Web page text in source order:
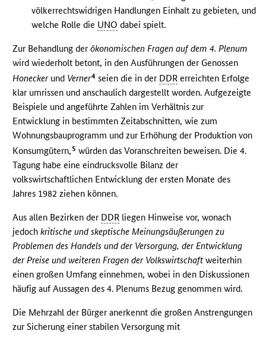
völkerrechtswidrigen Handlungen Einhalt zu gebieten, und
welche Rolle die UNO dabei spielt.
Zur Behandlung derökonomischen Fragen auf dem 4. Plenum
wird wiederholt betont, in den Ausführungen der Genossen
Honeckerund Verner4 seien die in der DDR erreichten Erfolge
klar umrissen und anschaulich dargestellt worden. Aufgezeigte
Beispiele und angeführte Zahlen im Verhältnis zur
Entwicklung in bestimmten Zeitabschnitten, wie zum
Wohnungsbauprogramm und zur Erhöhung der Produktion von
Konsumgütern, 5 würden das Voranschreiten beweisen. Die 4.
Tagung habe eine eindrucksvolle Bilanz der
volkswirtschaftlichen Entwicklung der ersten Monate des
Jahres 1982 ziehen können.
Aus allen Bezirken der DDR liegen Hinweise vor, wonach
jedochkritische und skeptische Meinungsäußerungen zu
Problemen des Handels und der Versorgung, der Entwicklung
der Preise und weiteren Fragen der Volkswirtschaft weiterhin
einen großen Umfang einnehmen, wobei in den Diskussionen
häufig auf Aussagen des 4. Plenums Bezug genommen wird.
Die Mehrzahl der Bürger anerkennt die großen Anstrengungen
zur Sicherung einer stabilen Versorgung mit